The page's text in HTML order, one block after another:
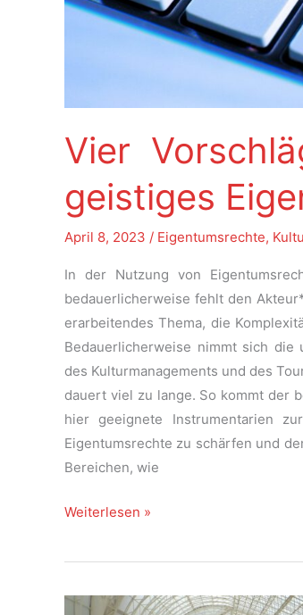
Vier
geistiges
April 8, 2023 / Eigentumsrechte,
In der Nutzung von
bedauerlicherweise fehlt den
erarbeitendes Thema, die
Bedauerlicherweise nimmt sich
des Kulturmanagements und des
dauert viel zu lange. So kommt der
hier geeignete Instrumentarien
Eigentumsrechte zu schärfen und
Bereichen, wie
Vier
zur
Weiterlesen »